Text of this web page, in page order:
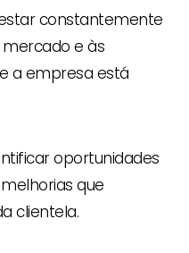
constantemente
e às
a empresa está
oportunidades
que
clientela.